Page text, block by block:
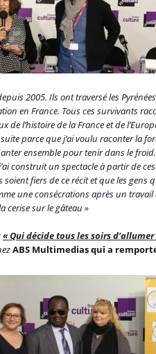
2005. Ils ont traversé les
en France. Tous ces survivants
de l’histoire de la France et de
parce que j’ai voulu raconter la
ensemble pour tenir dans le
construit un spectacle à partir de
soient fiers de ce récit et que les
une consécrations après un
cerise sur le gâteau »
« Qui décide tous les soirs
ABS Multimedias qui a